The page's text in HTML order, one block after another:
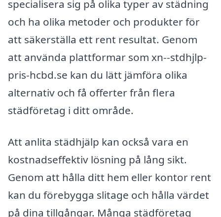
specialisera sig på olika typer av städning
och ha olika metoder och produkter för
att säkerställa ett rent resultat. Genom
att använda plattformar som xn--stdhjlp-
pris-hcbd.se kan du lätt jämföra olika
alternativ och få offerter från flera
städföretag i ditt område.
Att anlita städhjälp kan också vara en
kostnadseffektiv lösning på lång sikt.
Genom att hålla ditt hem eller kontor rent
kan du förebygga slitage och hålla värdet
på dina tillgångar. Många städföretag